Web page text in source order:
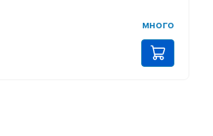
много